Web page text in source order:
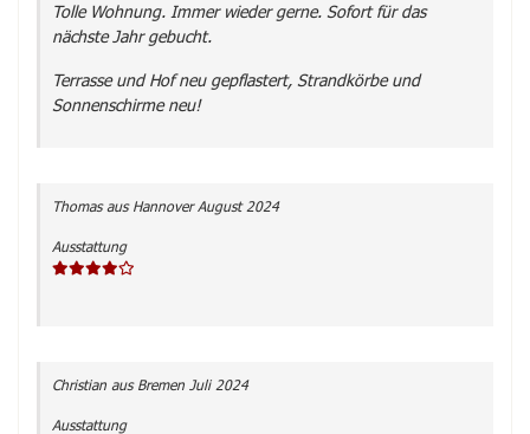
Tolle Wohnung. Immer wieder gerne. Sofort für das
nächste Jahr gebucht.
Terrasse und Hof neu gepflastert, Strandkörbe und
Sonnenschirme neu!
Thomasaus Hannover August 2024
Ausstattung
Christian aus Bremen Juli 2024
Ausstattung